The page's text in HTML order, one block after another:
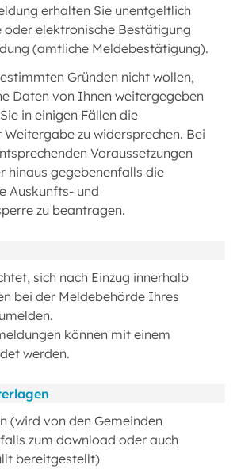
erhalten Sie unentgeltlich
oder elektronische Bestätigung
(amtliche Meldebestätigung).
Gründen nicht wollen,
Daten von Ihnen weitergegeben
in einigen Fällen die
zu widersprechen. Bei
Voraussetzungen
hinaus gegebenenfalls die
Auskunfts- und
zu beantragen.
sich nach Einzug innerhalb
bei der Meldebehörde Ihres
können mit einem
werden.
(wird von den Gemeinden
zum download oder auch
bereitgestellt)